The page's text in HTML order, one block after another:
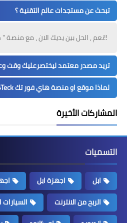
تبحث عن مستجدات عالم التقنية ؟
!!نعم , الحل بين يديك الان ، مع منصة
تريد مصدر معتمد ليختصرعليك وقت
لماذا موقع او منصة هاي فور تك Hi4Teck ؟؟؟
المشاركات الأخيرة
التسميات
ابل اجهزة ابل
الربح من الانترنت
السيارات